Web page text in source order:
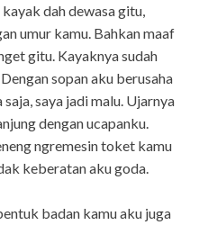
dah dewasa gitu,
umur kamu. Bahkan maaf
gitu. Kayaknya sudah
sopan aku berusaha
saya jadi malu. Ujarnya
dengan ucapanku.
ngremesin toket kamu
keberatan aku goda.
badan kamu aku juga